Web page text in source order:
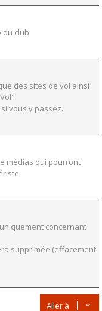
du club
des sites de vol ainsi
vous y passez.
médias qui pourront
concernant
supprimée (effacement
Aller à